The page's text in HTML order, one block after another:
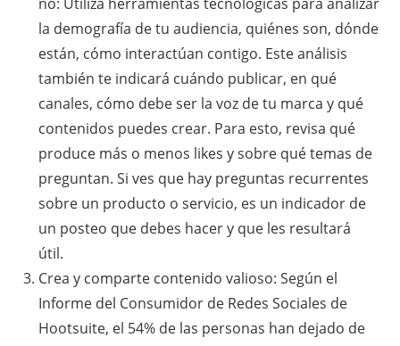
la demografía de tu audiencia, quiénes son, dónde
están, cómo interactúan contigo. Este análisis
también te indicará cuándo publicar, en qué
canales, cómo debe ser la voz de tu marca y qué
contenidos puedes crear. Para esto, revisa qué
produce más o menos likes y sobre qué temas de
preguntan. Si ves que hay preguntas recurrentes
sobre un producto o servicio, es un indicador de
un posteo que debes hacer y que les resultará
útil.
Crea y comparte contenido valioso: Según el
Informe del Consumidor de Redes Sociales de
Hootsuite, el 54% de las personas han dejado de